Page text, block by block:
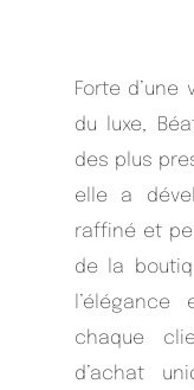
Forte
du luxe,
des plus
elle a
raffiné et
de la
chaque
d’achat